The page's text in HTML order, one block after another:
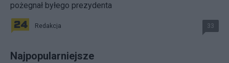
pożegnał byłego prezydenta
Redakcja 33
Najpopularniejsze